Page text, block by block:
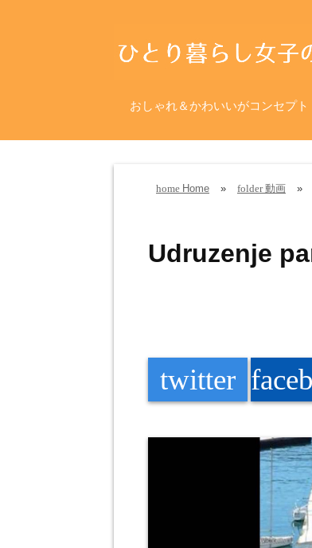
おしゃれ＆かわいいがコンセプ
home Home » folder動画 »
Udruzenje
twitter